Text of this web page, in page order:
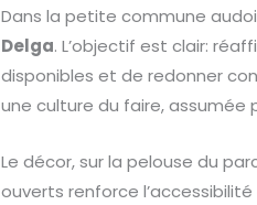
Dans la petite commune
Delga. L’objectif est clair:
disponibles et de redonner
une culture du faire, assumée
Le décor, sur la pelouse du
ouverts renforce